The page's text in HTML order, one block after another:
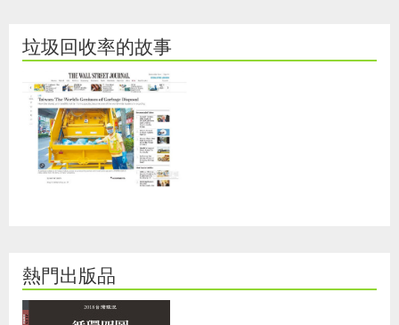
垃圾回收率的故事
熱門出版品